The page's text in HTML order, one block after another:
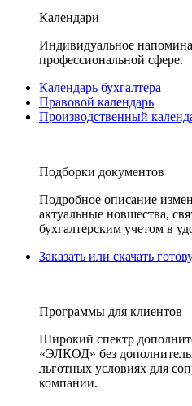
Календари
Индивидуальное
профессиональной сфере.
Календарь бухгалтера
Правовой календарь
Производственный
Подборки документов
Подробное описание
актуальные новшества,
бухгалтерским учетом в
Заказать или скачать
Программы для клиентов
Широкий спектр
«ЭЛКОД» без
льготных условиях для
компании.